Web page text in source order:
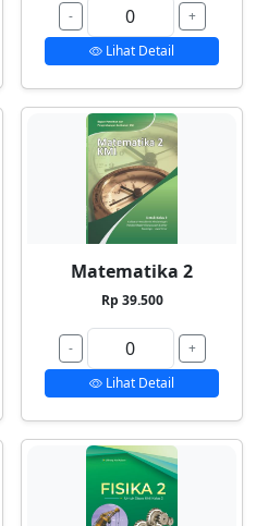
-
+
Lihat Detail
Matematika 2
Rp 39.500
-
+
Lihat Detail